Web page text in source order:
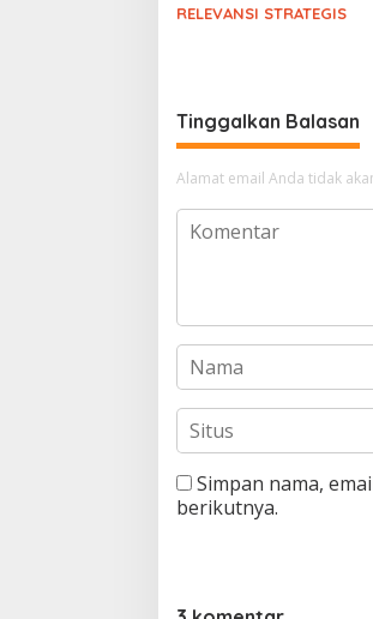
RELEVANSI STRATEGIS
Tinggalkan Balasan
Alamat email Anda tidak
Simpan nama,
berikutnya.